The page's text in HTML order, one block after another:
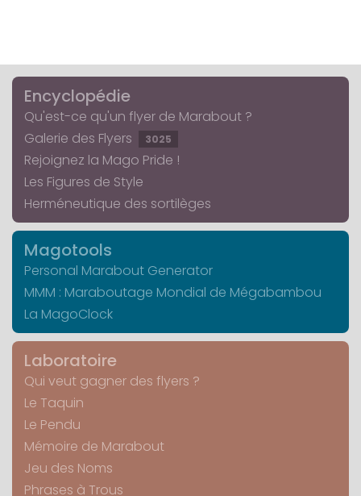
Encyclopédie
Qu'est-ce qu'un flyer de Marabout ?
Galerie des Flyers
3025
Rejoignez la Mago Pride !
Les Figures de Style
Herméneutique des sortilèges
Magotools
Personal Marabout Generator
MMM : Maraboutage Mondial de Mégabambou
La MagoClock
Laboratoire
Qui veut gagner des flyers ?
Le Taquin
Le Pendu
Mémoire de Marabout
Jeu des Noms
Phrases à Trous